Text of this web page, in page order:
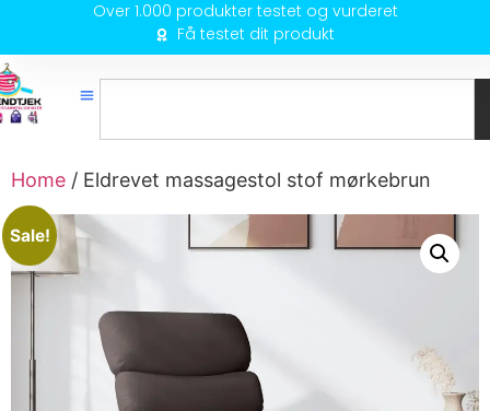
Over 1.000 produkter testet og vurderet
Få testet dit produkt
Home / Eldrevet massagestol stof mørkebrun
Sale!